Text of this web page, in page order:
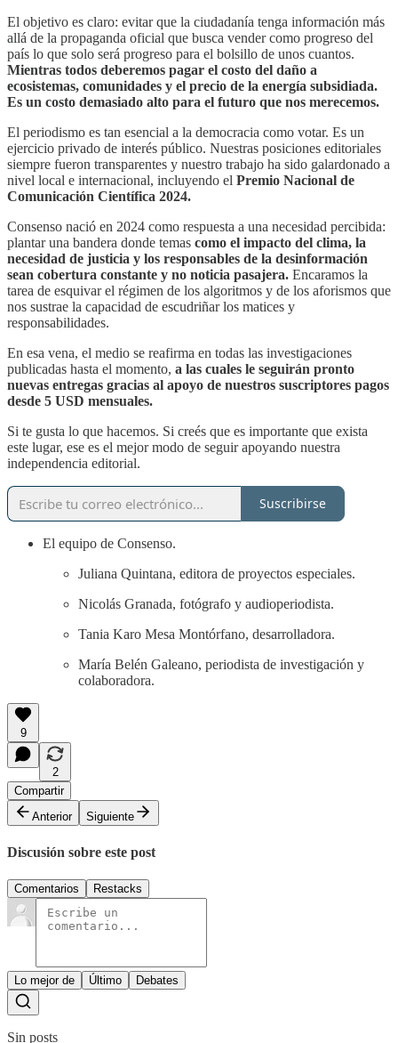
El objetivo es claro: evitar que la ciudadanía tenga información más
allá de la propaganda oficial que busca vender como progreso del
país lo que solo será progreso para el bolsillo de unos cuantos.
Mientras todos deberemos pagar el costo del daño a
ecosistemas, comunidades y el precio de la energía subsidiada.
Es un costo demasiado alto para el futuro que nos merecemos.
El periodismo es tan esencial a la democracia como votar. Es un
ejercicio privado de interés público. Nuestras posiciones editoriales
siempre fueron transparentes y nuestro trabajo ha sido galardonado a
nivel local e internacional, incluyendo el Premio Nacional de
Comunicación Científica 2024.
Consenso nació en 2024 como respuesta a una necesidad percibida:
plantar una bandera donde temas como el impacto del clima, la
necesidad de justicia y los responsables de la desinformación
sean cobertura constante y no noticia pasajera. Encaramos la
tarea de esquivar el régimen de los algoritmos y de los aforismos que
nos sustrae la capacidad de escudriñar los matices y
responsabilidades.
En esa vena, el medio se reafirma en todas las investigaciones
publicadas hasta el momento, a las cuales le seguirán pronto
nuevas entregas gracias al apoyo de nuestros suscriptores pagos
desde 5 USD mensuales.
Si te gusta lo que hacemos. Si creés que es importante que exista
este lugar, ese es el mejor modo de seguir apoyando nuestra
independencia editorial.
Suscribirse
El equipo de Consenso.
Juliana Quintana, editora de proyectos especiales.
Nicolás Granada, fotógrafo y audioperiodista.
Tania Karo Mesa Montórfano, desarrolladora.
María Belén Galeano, periodista de investigación y
colaboradora.
9
2
Compartir
Anterior
Siguiente
Discusión sobre este post
Comentarios Restacks
Lo mejor de Último Debates
Sin posts